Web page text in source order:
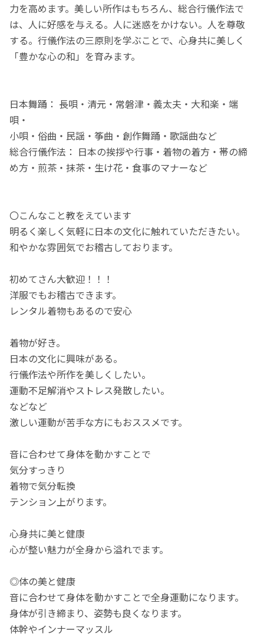
力を高めます。美しい所作はもちろん、総合行儀作法で
は、人に好感を与える。人に迷惑をかけない。人を尊敬
する。行儀作法の三原則を学ぶことで、心身共に美しく
「豊かな心の和」を育みます。
日本舞踊： 長唄・清元・常磐津・義太夫・大和楽・端
唄・
小唄・俗曲・民謡・筝曲・創作舞踊・歌謡曲など
総合行儀作法： 日本の挨拶や行事・着物の着方・帯の締
め方・煎茶・抹茶・生け花・食事のマナーなど
〇こんなこと教をえています
明るく楽しく気軽に日本の文化に触れていただきたい。
和やかな雰囲気でお稽古しております。
初めてさん大歓迎！！！
洋服でもお稽古できます。
レンタル着物もあるので安心
着物が好き。
日本の文化に興味がある。
行儀作法や所作を美しくしたい。
運動不足解消やストレス発散したい。
などなど
激しい運動が苦手な方にもおススメです。
音に合わせて身体を動かすことで
気分すっきり
着物で気分転換
テンション上がります。
心身共に美と健康
心が整い魅力が全身から溢れでます。
◎体の美と健康
音に合わせて身体を動かすことで全身運動になります。
身体が引き締まり、姿勢も良くなります。
体幹やインナーマッスル